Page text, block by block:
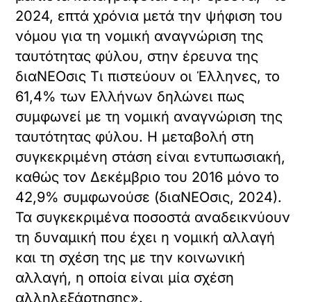
2024, επτά χρόνια μετά την ψήφιση του
νόμου για τη νομική αναγνώριση της
ταυτότητας φύλου, στην έρευνα της
διαΝΕΟσις Τι πιστεύουν οι Έλληνες, το
61,4% των Ελλήνων δηλώνει πως
συμφωνεί με τη νομική αναγνώριση της
ταυτότητας φύλου. Η μεταβολή στη
συγκεκριμένη στάση είναι εντυπωσιακή,
καθώς τον Δεκέμβριο του 2016 μόνο το
42,9% συμφωνούσε (διαΝΕΟσις, 2024).
Τα συγκεκριμένα ποσοστά αναδεικνύουν
τη δυναμική που έχει η νομική αλλαγή
και τη σχέση της με την κοινωνική
αλλαγή, η οποία είναι μία σχέση
αλληλεξάρτησης».